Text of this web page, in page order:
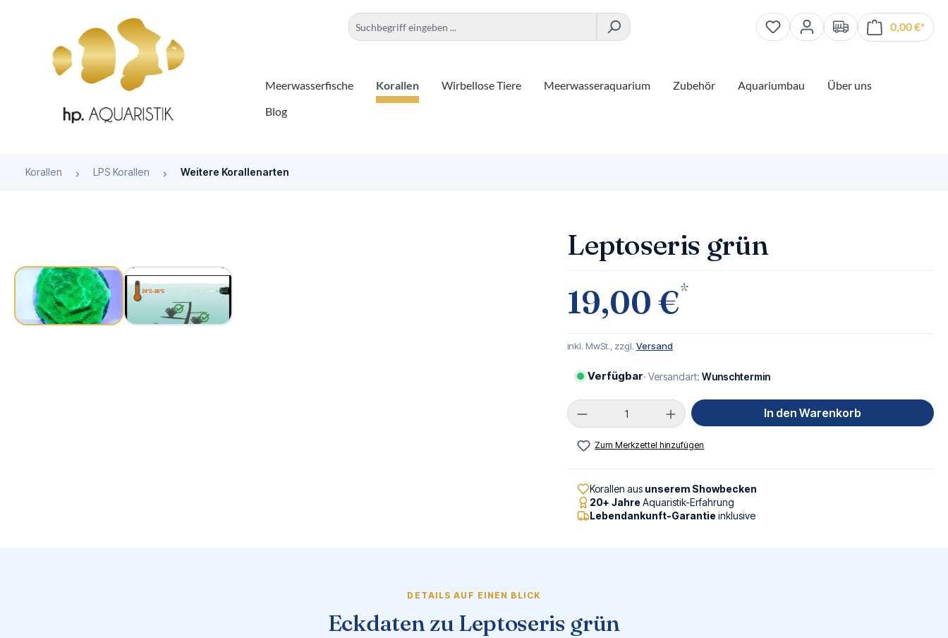
Zur Hauptnavigation springen
0,00 €*
Meerwasserfische Korallen Wirbellose Tiere Meerwasseraquarium Zubehör Aquariumbau
Über uns
Blog
Korallen LPS Korallen Weitere Korallenarten
Leptoseris grün
19,00 €*
inkl. MwSt., zzgl. Versand
Verfügbar· Versandart: Wunschtermin
Produkt Anzahl: Gib den gewünschten Wert ein
In den Warenkorb
Zum Merkzettel hinzufügen
Korallen aus unserem Showbecken
20+ JahreAquaristik-Erfahrung
Lebendankunft-Garantieinklusive
DETAILS AUF EINEN BLICK
Eckdaten zu Leptoseris grün